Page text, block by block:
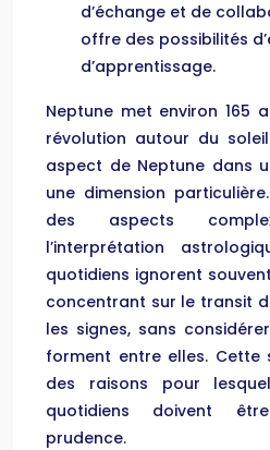
d’échange et de
offre des possibilités
d’apprentissage.
Neptune met environ 165
révolution autour du
aspect de Neptune dans
une dimension
des aspects
l’interprétation
quotidiens ignorent
concentrant sur le transit
les signes, sans
forment entre elles. Cette
des raisons pour
quotidiens doivent
prudence.